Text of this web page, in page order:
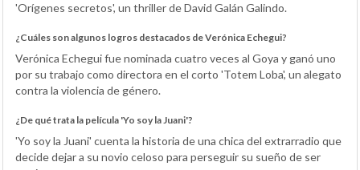
'Orígenes secretos', un thriller de David Galán Galindo.
¿Cuáles son algunos logros destacados de Verónica Echegui?
Verónica Echegui fue nominada cuatro veces al Goya y ganó uno
por su trabajo como directora en el corto 'Totem Loba', un alegato
contra la violencia de género.
¿De qué trata la película 'Yo soy la Juani'?
'Yo soy la Juani' cuenta la historia de una chica del extrarradio que
decide dejar a su novio celoso para perseguir su sueño de ser